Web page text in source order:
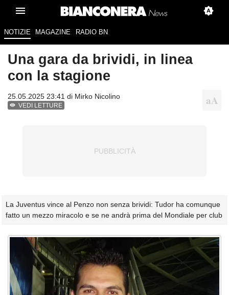
NOTIZIE MAGAZINE RADIO BN
Una gara da brividi, in linea
con la stagione
25.05.2025 23:41 di Mirko Nicolino
VEDI LETTURE
La Juventus vince al Penzo non senza brividi: Tudor ha comunque
fatto un mezzo miracolo e se ne andrà prima del Mondiale per club